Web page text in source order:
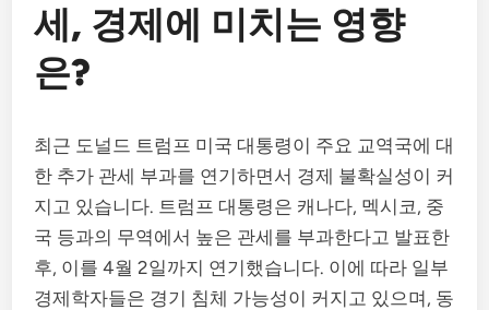
세, 경제에 미치는 영향
은?
최근 도널드 트럼프 미국 대통령이 주요 교역국에 대
한 추가 관세 부과를 연기하면서 경제 불확실성이 커
지고 있습니다. 트럼프 대통령은 캐나다, 멕시코, 중
국 등과의 무역에서 높은 관세를 부과한다고 발표한
후, 이를 4월 2일까지 연기했습니다. 이에 따라 일부
경제학자들은 경기 침체 가능성이 커지고 있으며, 동